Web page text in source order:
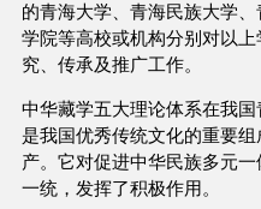
的青海大学、青海民族大学
学院等高校或机构分别对以
究、传承及推广工作。
中华藏学五大理论体系在我
是我国优秀传统文化的重要
产。它对促进中华民族多元
一统，发挥了积极作用。